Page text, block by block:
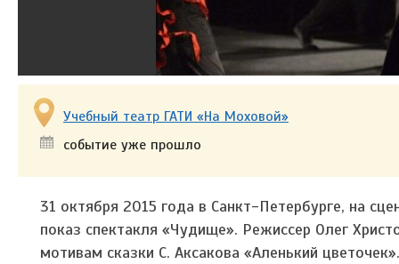
Учебный театр ГАТИ «На Моховой»
событие уже прошло
31 октября 2015 года в Санкт-Петербурге, на
показ спектакля «Чудище». Режиссер Олег
мотивам сказки С. Аксакова «Аленький